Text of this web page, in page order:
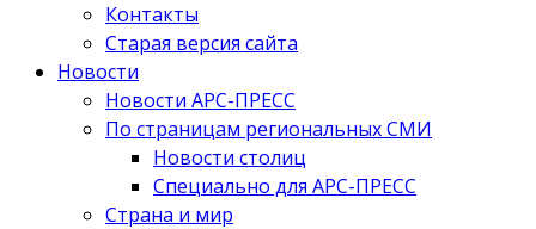
Контакты
Старая версия сайта
Новости
Новости АРС-ПРЕСС
По страницам региональных СМИ
Новости столиц
Специально для АРС-ПРЕСС
Страна и мир